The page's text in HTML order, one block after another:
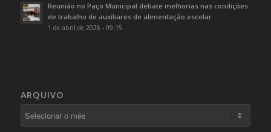
Reunião no Paço Municipal debate melhorias nas condições
de trabalho de auxiliares de alimentação escolar
1 de abril de 2026 - 09:15
ARQUIVO